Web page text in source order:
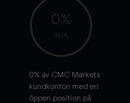
0%
N/A
0% av CMC Markets
kundkonton med en
öppen position på